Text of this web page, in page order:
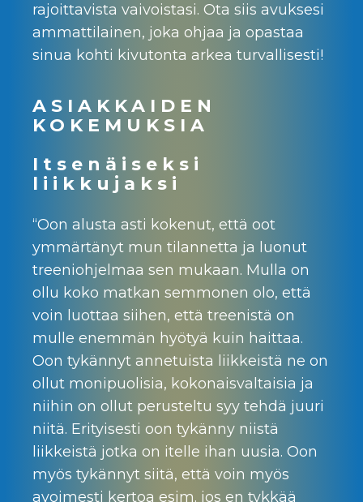
rajoittavista vaivoistasi. Ota siis avuksesi
ammattilainen, joka ohjaa ja opastaa
sinua kohti kivutonta arkea turvallisesti!
ASIAKKAIDEN
KOKEMUKSIA
Itsenäiseksi
liikkujaksi
“Oon alusta asti kokenut, että oot
ymmärtänyt mun tilannetta ja luonut
treeniohjelmaa sen mukaan. Mulla on
ollu koko matkan semmonen olo, että
voin luottaa siihen, että treenistä on
mulle enemmän hyötyä kuin haittaa.
Oon tykännyt annetuista liikkeistä ne on
ollut monipuolisia, kokonaisvaltaisia ja
niihin on ollut perusteltu syy tehdä juuri
niitä. Erityisesti oon tykänny niistä
liikkeistä jotka on itelle ihan uusia. Oon
myös tykännyt siitä, että voin myös
avoimesti kertoa esim. jos en tykkää